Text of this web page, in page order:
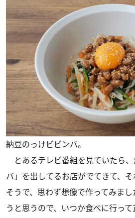
納豆のっけビビンバ。
とあるテレビ番組を見ていたら
バ」を出してるお店がでてきて、
そうで、思わず想像で作ってみま
うと思うので、いつか食べに行っ